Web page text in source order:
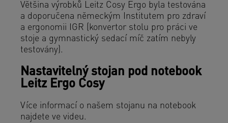
Většina výrobků Leitz Cosy Ergo byla testována
a doporučena německým Institutem pro zdraví
a ergonomii IGR (konvertor stolu pro práci ve
stoje a gymnastický sedací míč zatím nebyly
testovány).
Nastavitelný stojan pod notebook
Leitz Ergo Cosy
Více informací o našem stojanu na notebook
najdete ve videu.